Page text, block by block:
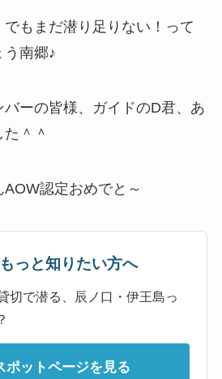
もまだ潜り足りない！って
南郷♪
ーの皆様、ガイドのD君、あ
＾＾
認定おめでと～
っと知りたい方へ
切で潜る、辰ノ口・伊王島っ
ポットページを見る